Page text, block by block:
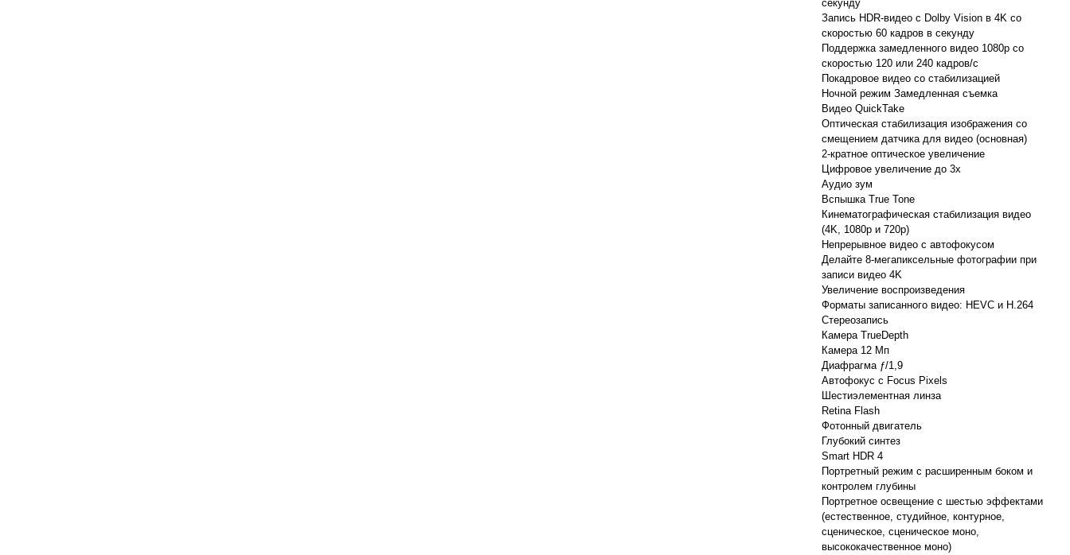
секунду
Запись HDR-видео с Dolby Vision в 4K со
скоростью 60 кадров в секунду
Поддержка замедленного видео 1080p со
скоростью 120 или 240 кадров/с
Покадровое видео со стабилизацией
Ночной режим Замедленная съемка
Видео QuickTake
Оптическая стабилизация изображения со
смещением датчика для видео (основная)
2-кратное оптическое увеличение
Цифровое увеличение до 3х
Аудио зум
Вспышка True Tone
Кинематографическая стабилизация видео
(4K, 1080p и 720p)
Непрерывное видео с автофокусом
Делайте 8-мегапиксельные фотографии при
записи видео 4K
Увеличение воспроизведения
Форматы записанного видео: HEVC и H.264
Стереозапись
Камера TrueDepth
Камера 12 Мп
Диафрагма ƒ/1,9
Автофокус с Focus Pixels
Шестиэлементная линза
Retina Flash
Фотонный двигатель
Глубокий синтез
Smart HDR 4
Портретный режим с расширенным боком и
контролем глубины
Портретное освещение с шестью эффектами
(естественное, студийное, контурное,
сценическое, сценическое моно,
высококачественное моно)